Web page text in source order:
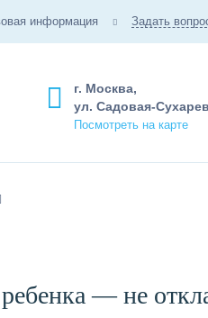
информация Задать
г. Москва,
ул. Садовая-
Посмотреть на карте
— не